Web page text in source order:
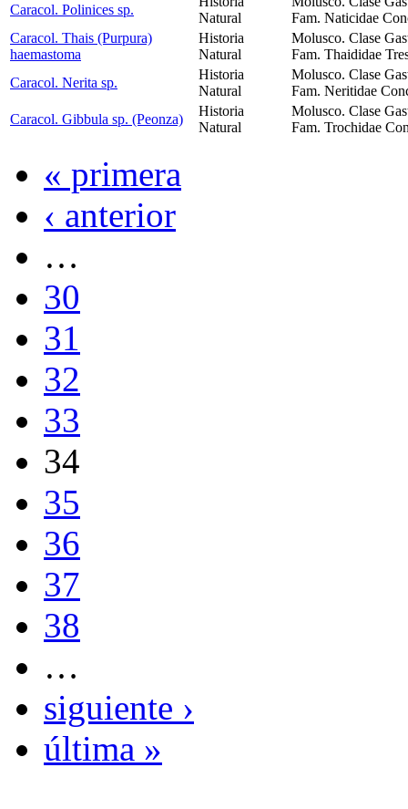
Caracol. Polinices sp.
Natural
Fam. Naticidae
Caracol. Thais (Purpura)
haemastoma
Historia
Natural
Molusco. Clase
Fam. Thaididae
Caracol. Nerita sp.
Historia
Natural
Molusco. Clase
Fam. Neritidae
Caracol. Gibbula sp. (Peonza)
Historia
Natural
Molusco. Clase
Fam. Trochidae
« primera
‹ anterior
…
30
31
32
33
34
35
36
37
38
…
siguiente ›
última »